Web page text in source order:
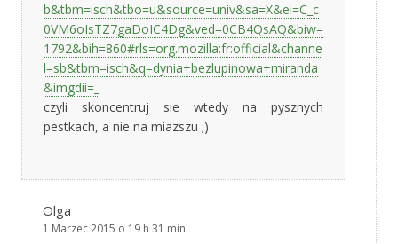
b&tbm=isch&tbo=u&source=univ&sa=X&ei=C_c
0VM6oIsTZ7gaDoIC4Dg&ved=0CB4QsAQ&biw=
1792&bih=860#rls=org.mozilla:fr:official&channe
l=sb&tbm=isch&q=dynia+bezlupinowa+miranda
&imgdii=_
czyli skoncentruj sie wtedy na pysznych
pestkach, a nie na miazszu ;)
Olga
1 Marzec 2015 o 19 h 31 min